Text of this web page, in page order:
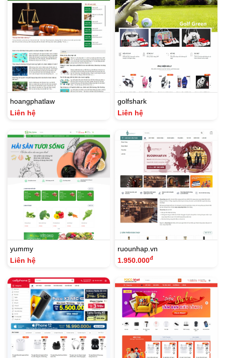
hoangphatlaw
Liên hệ
golfshark
Liên hệ
yummy
Liên hệ
ruounhap.vn
1.950.000đ